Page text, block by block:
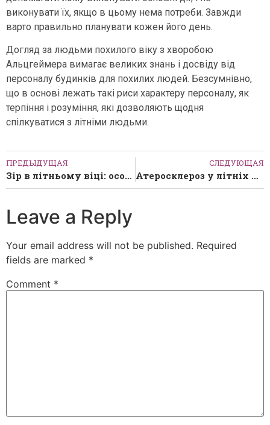
виконувати їх, якщо в цьому нема потреби. Завжди
варто правильно планувати кожен його день.
Догляд за людьми похилого віку з хворобою
Альцгеймера вимагає великих знань і досвіду від
персоналу будинків для похилих людей. Безсумнівно,
що в основі лежать такі риси характеру персоналу, як
терпіння і розуміння, які дозволяють щодня
спілкуватися з літніми людьми.
ПРЕДЫДУЩАЯ
Зір в літньому віці: особливості, хвороби, догляд, профілактика
СЛЕДУЮЩАЯ
Атеросклероз у літніх людей: причини і профілактика
Leave a Reply
Your email address will not be published. Required
fields are marked *
Comment *